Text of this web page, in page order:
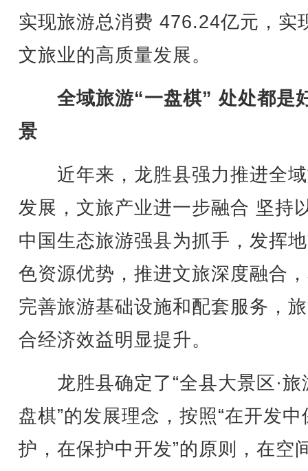
实现旅游总消费 476.24亿元，实
文旅业的高质量发展。
全域旅游“一盘棋” 处处都是
景
近年来，龙胜县强力推进全
发展，文旅产业进一步融合 坚持
中国生态旅游强县为抓手，发挥
色资源优势，推进文旅深度融合
完善旅游基础设施和配套服务，
合经济效益明显提升。
龙胜县确定了“全县大景区·旅
盘棋”的发展理念，按照“在开发中
护，在保护中开发”的原则，在空